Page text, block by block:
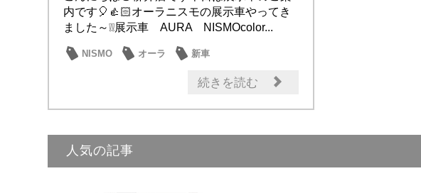
内です🎈👍🏻オーラニスモの展示車やってき
ました～❕❕展示車 AURA NISMOcolor...
NISMO オーラ
新車
続きを読む
人気の記事